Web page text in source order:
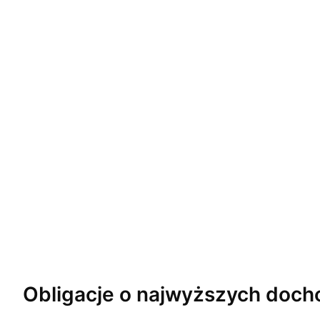
Obligacje o najwyższych